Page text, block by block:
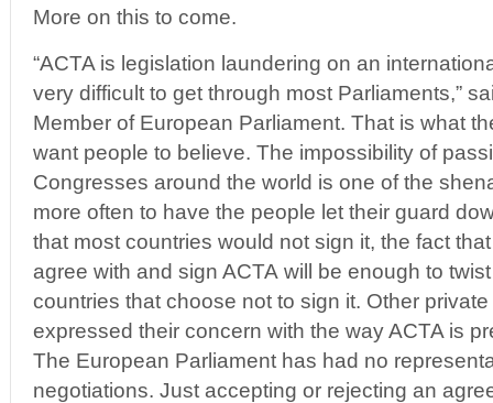
More on this to come.
“ACTA is legislation laundering on an
very difficult to get through most Parliaments,”
Member of European Parliament. That is what
want people to believe. The impossibility of
Congresses around the world is one of the
more often to have the people let their guard
that most countries would not sign it, the fact
agree with and sign ACTA will be enough to
countries that choose not to sign it. Other
expressed their concern with the way ACTA is
The European Parliament has had no
negotiations. Just accepting or rejecting an